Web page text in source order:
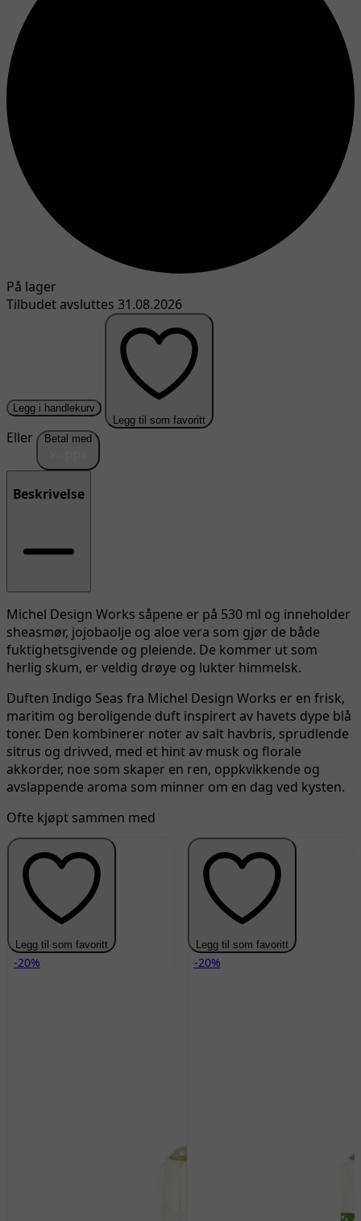
På lager
Tilbudet avsluttes 31.08.2026
Legg i handlekurv
Legg til som favoritt
Eller Betal med
Beskrivelse
Michel Design Works såpene er på 530 ml og inneholder
sheasmør, jojobaolje og aloe vera som gjør de både
fuktighetsgivende og pleiende. De kommer ut som
herlig skum, er veldig drøye og lukter himmelsk.
Duften Indigo Seas fra Michel Design Works er en frisk,
maritim og beroligende duft inspirert av havets dype blå
toner. Den kombinerer noter av salt havbris, sprudlende
sitrus og drivved, med et hint av musk og florale
akkorder, noe som skaper en ren, oppkvikkende og
avslappende aroma som minner om en dag ved kysten.
Ofte kjøpt sammen med
Legg til som favoritt
-20%
Legg til som favoritt
-20%